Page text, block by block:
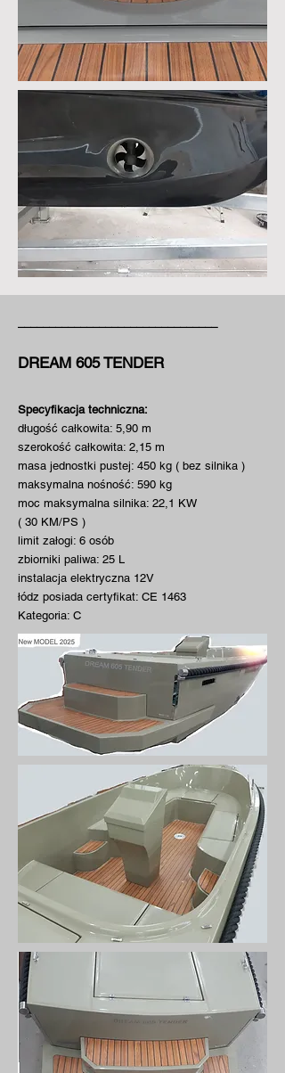
DREAM 605 TENDER
Specyfikacja techniczna:
długość całkowita: 5,90 m
szerokość całkowita: 2,15 m
masa jednostki pustej: 450 kg ( bez silnika )
maksymalna nośność: 590 kg
moc maksymalna silnika: 22,1 KW
( 30 KM/PS )
limit załogi: 6 osób
zbiorniki paliwa: 25 L
instalacja elektryczna 12V
łódz posiada certyfikat: CE 1463
Kategoria: C